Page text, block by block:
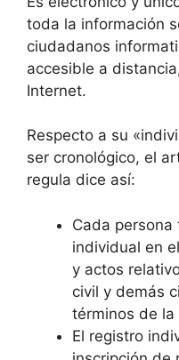
toda la información
ciudadanos
accesible a
Internet.
Respecto a su
ser cronológico, el
regula dice así:
Cada
individual en
y actos
civil y demás
términos de la
El registro